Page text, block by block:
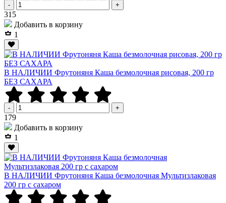
- +
315Р
Добавить в корзину
1
В НАЛИЧИИ Фрутоняня Каша безмолочная рисовая, 200 гр
БЕЗ САХАРА
- +
179Р
Добавить в корзину
1
В НАЛИЧИИ Фрутоняня Каша безмолочная Мультизлаковая
200 гр с сахаром